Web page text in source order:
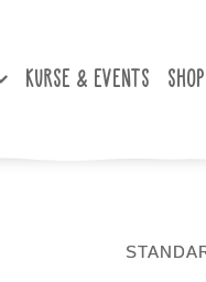
KURSE & EVENTS SHOP